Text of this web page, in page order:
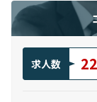
求人数